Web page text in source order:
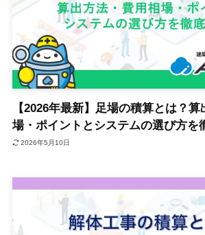
【2026年最新】足場の積算とは？
場・ポイントとシステムの選び方を
2026年5月10日